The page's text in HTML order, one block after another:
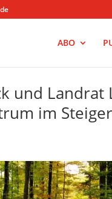
ABO
und
im